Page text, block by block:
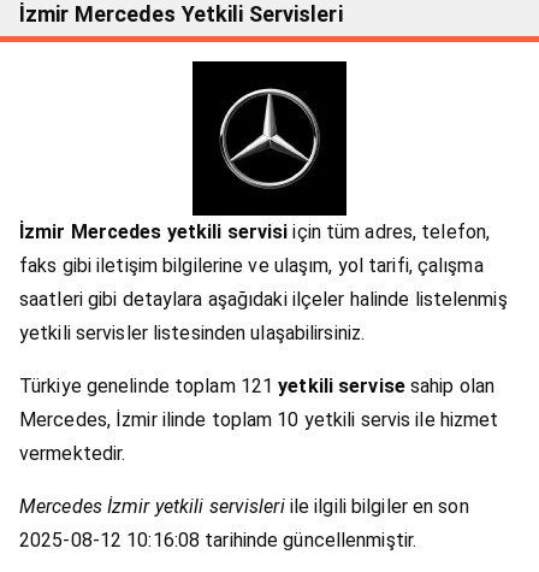
İzmir Mercedes Yetkili Servisleri
İzmir Mercedes yetkili servisi için tüm adres, telefon,
faks gibi iletişim bilgilerine ve ulaşım, yol tarifi, çalışma
saatleri gibi detaylara aşağıdaki ilçeler halinde listelenmiş
yetkili servisler listesinden ulaşabilirsiniz.
Türkiye genelinde toplam 121yetkili servisesahip olan
Mercedes, İzmir ilinde toplam 10 yetkili servis ile hizmet
vermektedir.
Mercedes İzmir yetkili servisleriile ilgili bilgiler en son
2025-08-12 10:16:08 tarihinde güncellenmiştir.